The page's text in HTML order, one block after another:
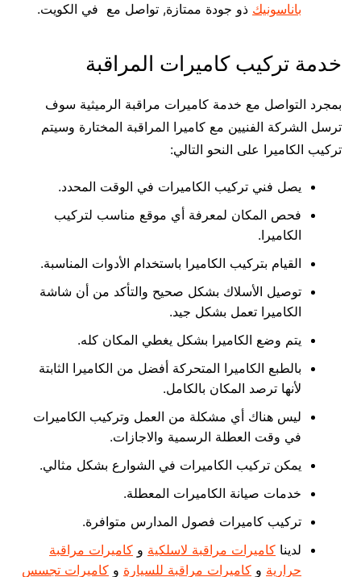
باناسونيك ذو جودة ممتازة, تواصل مع في الكويت.
خدمة تركيب كاميرات المراقبة
بمجرد التواصل مع خدمة كاميرات مراقبة الرميثية سوف
ترسل الشركة الفنيين مع كاميرا المراقبة المختارة وسيتم
تركيب الكاميرا على النحو التالي:
يصل فني تركيب الكاميرات في الوقت المحدد.
فحص المكان لمعرفة أي موقع مناسب لتركيب
الكاميرا.
القيام بتركيب الكاميرا باستخدام الأدوات المناسبة.
توصيل الأسلاك بشكل صحيح والتأكد من أن شاشة
الكاميرا تعمل بشكل جيد.
يتم وضع الكاميرا بشكل يغطي المكان كله.
بالطبع الكاميرا المتحركة أفضل من الكاميرا الثابتة
لأنها ترصد المكان بالكامل.
ليس هناك أي مشكلة من العمل وتركيب الكاميرات
في وقت العطلة الرسمية والاجازات.
يمكن تركيب الكاميرات في الشوارع بشكل مثالي.
خدمات صيانة الكاميرات المعطلة.
تركيب كاميرات فصول المدارس متوافرة.
لدينا كاميرات مراقبة لاسلكية و كاميرات مراقبة
حرارية و كاميرات مراقبة للسيارة و كاميرات تجسس